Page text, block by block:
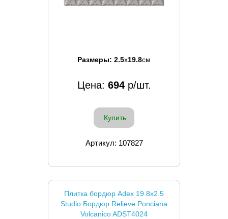
Размеры: 2.5x19.8см
Цена: 694р/шт.
Купить
Артикул: 107827
Плитка бордюр Adex 19.8x2.5
Studio Бордюр Relieve Ponciana
Volcanico ADST4024